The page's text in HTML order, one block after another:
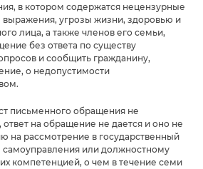
в котором содержатся нецензурные
угрозы жизни, здоровью и
лица, а также членов его семьи,
без ответа по существу
и сообщить гражданину,
о недопустимости
письменного обращения не
на обращение не дается и оно не
на рассмотрение в государственный
самоуправления или должностному
их компетенцией, о чем в течение семи